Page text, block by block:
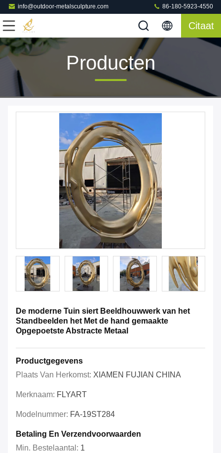
info@outdoor-metalsculpture.com 86-180-5923-4550
Citaat
Producten
De moderne Tuin siert Beeldhouwwerk van het
Standbeelden het Met de hand gemaakte
Opgepoetste Abstracte Metaal
Productgegevens
Plaats Van Herkomst: XIAMEN FUJIAN CHINA
Merknaam: FLYART
Modelnummer: FA-19ST284
Betaling En Verzendvoorwaarden
Min. Bestelaantal: 1